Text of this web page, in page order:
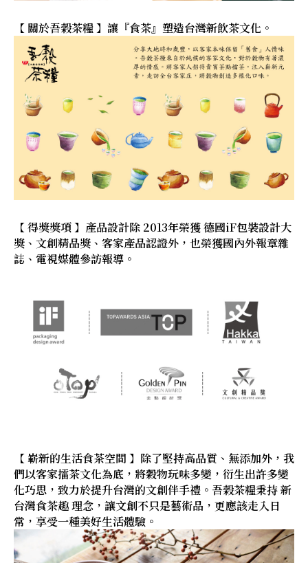
【 關於吾榖茶糧 】讓『食茶』塑造台灣新飲茶文化。
【 得獎獎項 】產品設計除 2013年榮獲 德國iF包裝設計大
獎、文創精品獎、客家產品認證外，也榮獲國內外報章雜
誌、電視媒體參訪報導。
【 嶄新的生活食茶空間 】除了堅持高品質、無添加外，我
們以客家擂茶文化為底，將穀物玩味多變，衍生出許多變
化巧思，致力於提升台灣的文創伴手禮。吾榖茶糧秉持 新
台灣食茶趣 理念，讓文創不只是藝術品，更應該走入日
常，享受一種美好生活體驗。